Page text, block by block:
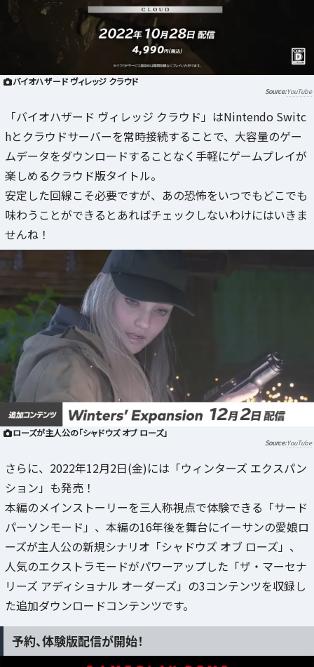
バイオハザード ヴィレッジ クラウド
YouTube
「バイオハザード ヴィレッジ クラウド」はNintendo Switc
hとクラウドサーバーを常時接続することで、大容量のゲー
ムデータをダウンロードすることなく手軽にゲームプレイが
楽しめるクラウド版タイトル。
安定した回線こそ必要ですが、あの恐怖をいつでもどこでも
味わうことができるとあればチェックしないわけにはいきま
せんね！
ローズが主人公の「シャドウズ オブ ローズ」
YouTube
さらに、2022年12月2日(金)には「ウィンターズ エクスパン
ション」も発売！
本編のメインストーリーを三人称視点で体験できる「サード
パーソンモード」、本編の16年後を舞台にイーサンの愛娘ロ
ーズが主人公の新規シナリオ「シャドウズ オブ ローズ」、
人気のエクストラモードがパワーアップした「ザ・マーセナ
リーズ アディショナル オーダーズ」の3コンテンツを収録し
た追加ダウンロードコンテンツです。
予約、体験版配信が開始！